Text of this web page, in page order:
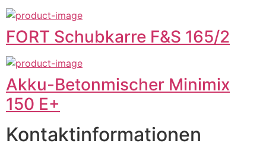
FORT Schubkarre F&S 165/2
Akku-Betonmischer Minimix
150 E+
Kontaktinformationen